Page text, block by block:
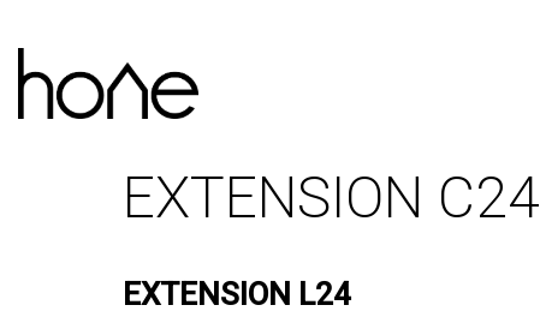
EXTENSION C24
EXTENSION L24